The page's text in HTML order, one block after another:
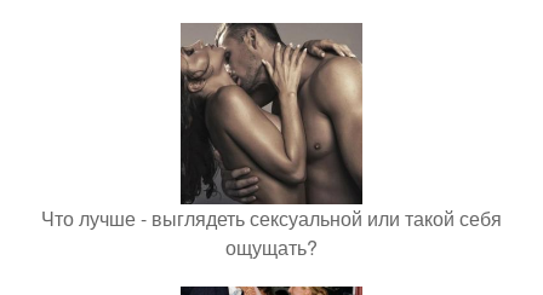
Что лучше - выглядеть сексуальной или такой себя
ощущать?